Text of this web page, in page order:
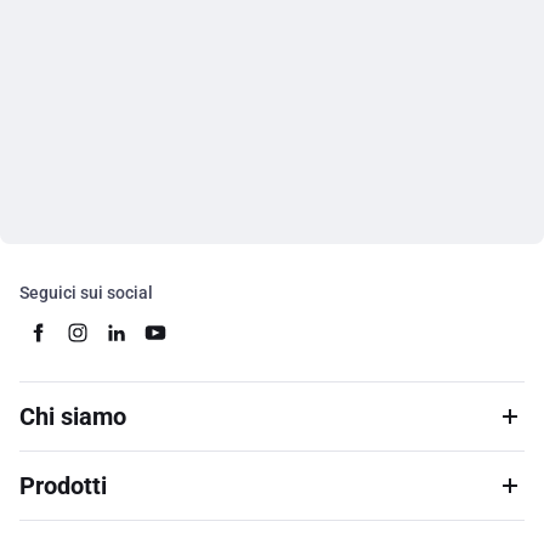
Seguici sui social
Chi siamo
Prodotti